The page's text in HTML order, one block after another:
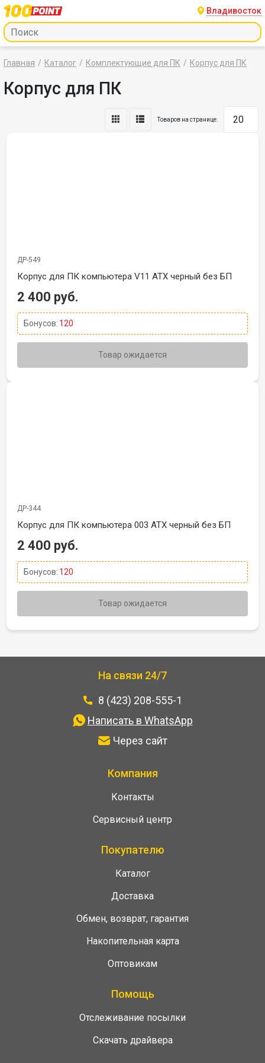
Владивосток
Главная Каталог Комплектующие для ПК Корпус для ПК
Корпус для ПК
Товаров на странице:
ДР-549
Корпус для ПК компьютера V11 ATX черный без БП
2 400 руб.
Бонусов: 120
Товар ожидается
ДР-344
Корпус для ПК компьютера 003 ATX черный без БП
2 400 руб.
Бонусов: 120
Товар ожидается
Компания
Контакты
Сервисный центр
Покупателю
Каталог
Доставка
Обмен, возврат, гарантия
Накопительная карта
Оптовикам
Помощь
Отслеживание посылки
Скачать драйвера
На связи 24/7
8 (423) 208-555-1
Написать в WhatsApp
Через сайт